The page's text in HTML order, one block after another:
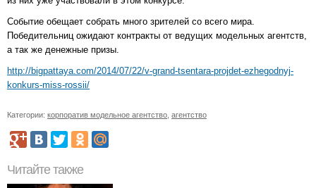
Событие обещает собрать много зрителей со всего мира.
Победительниц ожидают контракты от ведущих модельных агентств,
а так же денежные призы.
http://bigpattaya.com/2014/07/22/v-grand-tsentara-projdet-ezhegodnyj-
konkurs-miss-rossii/
Категории: корпоратив модельное агентство агентство
Читайте также